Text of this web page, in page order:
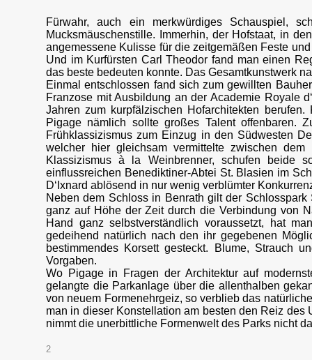
Fürwahr, auch ein merkwürdiges Schauspiel,
Mucksmäuschenstille. Immerhin, der Hofstaat, in
angemessene Kulisse für die zeitgemäßen Feste
Und im Kurfürsten Carl Theodor fand man einen
das beste bedeuten konnte. Das Gesamtkunstwerk
Einmal entschlossen fand sich zum gewillten
Franzose mit Ausbildung an der Academie Royale
Jahren zum kurpfälzischen Hofarchitekten
Pigage nämlich sollte großes Talent offenbaren.
Frühklassizismus zum Einzug in den Südwesten
welcher hier gleichsam vermittelte zwischen
Klassizismus à la Weinbrenner, schufen beide
einflussreichen Benediktiner-Abtei St. Blasien im
D‘Ixnard ablösend in nur wenig verblümter
Neben dem Schloss in Benrath gilt der
ganz auf Höhe der Zeit durch die Verbindung von
Hand ganz selbstverständlich voraussetzt, hat
gedeihend natürlich nach den ihr gegebenen
bestimmendes Korsett gesteckt. Blume, Strauch
Vorgaben.
Wo Pigage in Fragen der Architektur auf
gelangte die Parkanlage über die allenthalben
von neuem Formenehrgeiz, so verblieb das
man in dieser Konstellation am besten den Reiz
nimmt die unerbittliche Formenwelt des Parks nicht
2